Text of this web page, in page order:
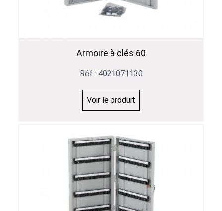
Armoire à clés 60
Réf : 4021071130
Voir le produit